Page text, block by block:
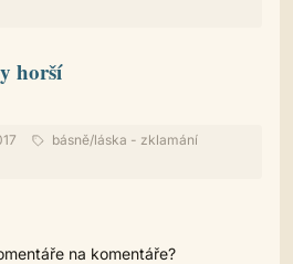
horší
básně/láska - zklamání
na komentáře?